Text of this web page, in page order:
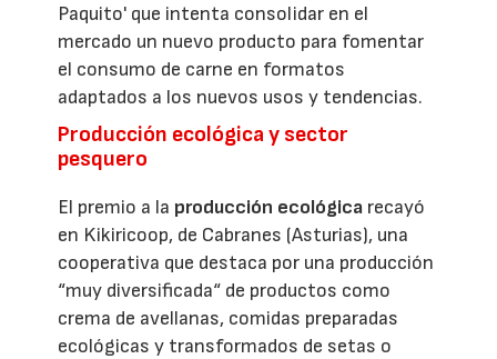
Paquito' que intenta consolidar en el
mercado un nuevo producto para fomentar
el consumo de carne en formatos
adaptados a los nuevos usos y tendencias.
Producción ecológica y sector
pesquero
El premio a la producción ecológica recayó
en Kikiricoop, de Cabranes (Asturias), una
cooperativa que destaca por una producción
“muy diversificada“ de productos como
crema de avellanas, comidas preparadas
ecológicas y transformados de setas o